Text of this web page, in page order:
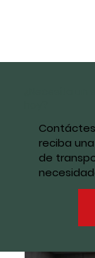
reciba
de